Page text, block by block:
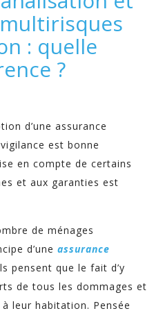
: quelle
?
d’une assurance
est bonne
en compte de certains
et aux garanties est
de ménages
d’une assurance
pensent que le fait d’y
de tous les dommages et
leur habitation. Pensée